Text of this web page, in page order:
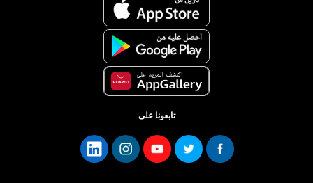
تابعونا على